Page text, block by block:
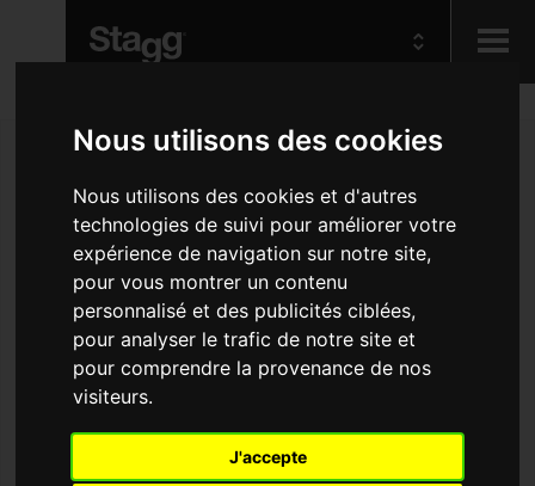
Nous utilisons des cookies
Nous utilisons des cookies et d'autres
technologies de suivi pour améliorer votre
expérience de navigation sur notre site,
pour vous montrer un contenu
personnalisé et des publicités ciblées,
pour analyser le trafic de notre site et
pour comprendre la provenance de nos
visiteurs.
J'accepte
Audio &
Lighting